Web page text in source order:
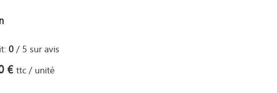
0 / 5 suravis
€ttc / unité